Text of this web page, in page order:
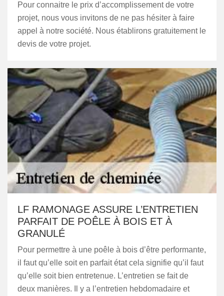
Pour connaitre le prix d’accomplissement de votre
projet, nous vous invitons de ne pas hésiter à faire
appel à notre société. Nous établirons gratuitement le
devis de votre projet.
LF RAMONAGE ASSURE L’ENTRETIEN
PARFAIT DE POÊLE À BOIS ET À
GRANULÉ
Pour permettre à une poêle à bois d’être performante,
il faut qu’elle soit en parfait état cela signifie qu’il faut
qu’elle soit bien entretenue. L’entretien se fait de
deux manières. Il y a l’entretien hebdomadaire et